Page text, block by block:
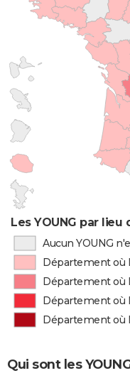
Les YOUNG par lieu
Aucun YOUNG
Département où
Département où
Département où
Département où
Qui sont les